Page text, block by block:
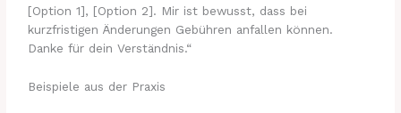
[Option 1], [Option 2]. Mir ist bewusst, dass bei
kurzfristigen Änderungen Gebühren anfallen können.
Danke für dein Verständnis.“
Beispiele aus der Praxis